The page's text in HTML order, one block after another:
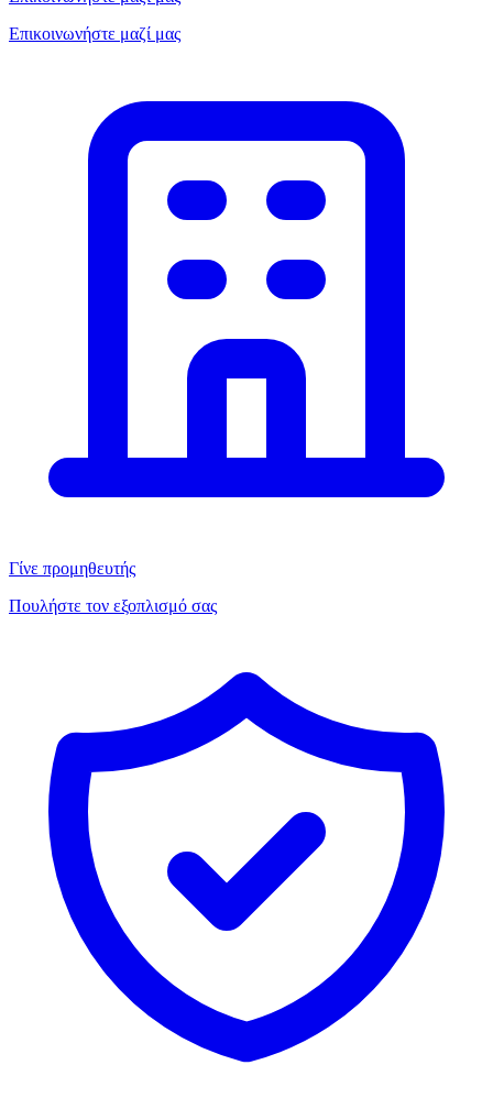
Επικοινωνήστε μαζί μας
Γίνε προμηθευτής
Πουλήστε τον εξοπλισμό σας